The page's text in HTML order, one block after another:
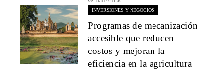
INVERSIONES Y NEGOCIOS
Programas de mecanización
accesible que reducen
costos y mejoran la
eficiencia en la agricultura